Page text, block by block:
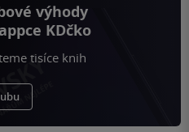
výhody
KDčko
tisíce knih